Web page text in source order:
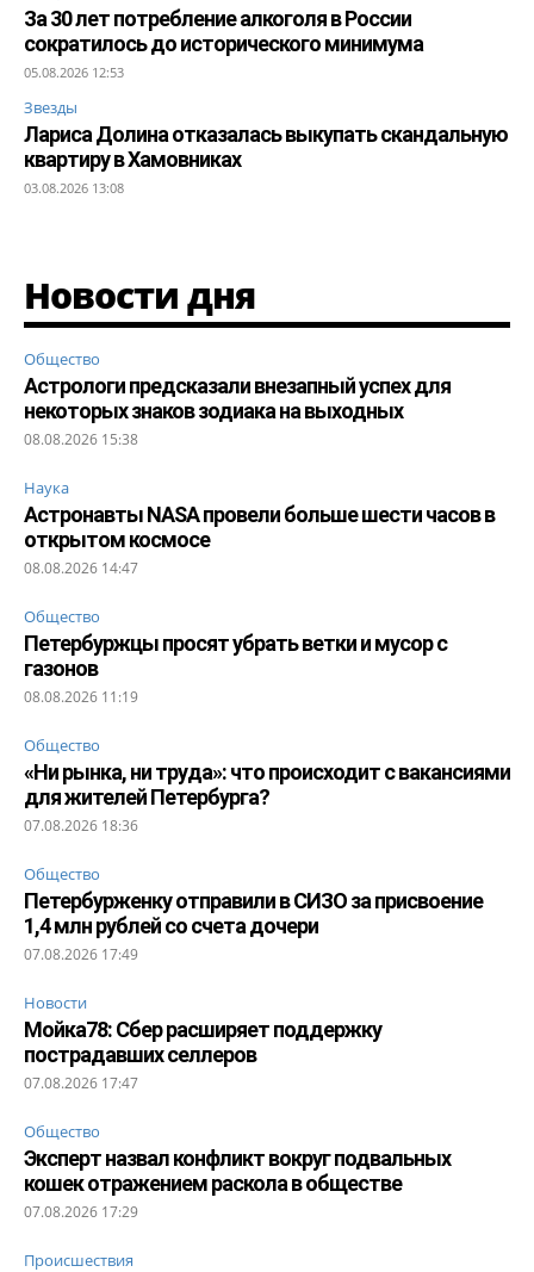
За 30 лет потребление алкоголя в России
сократилось до исторического минимума
05.08.2026 12:53
Звезды
Лариса Долина отказалась выкупать скандальную
квартиру в Хамовниках
03.08.2026 13:08
Новости дня
Общество
Астрологи предсказали внезапный успех для
некоторых знаков зодиака на выходных
08.08.2026 15:38
Наука
Астронавты NASA провели больше шести часов в
открытом космосе
08.08.2026 14:47
Общество
Петербуржцы просят убрать ветки и мусор с
газонов
08.08.2026 11:19
Общество
«Ни рынка, ни труда»: что происходит с вакансиями
для жителей Петербурга?
07.08.2026 18:36
Общество
Петербурженку отправили в СИЗО за присвоение
1,4 млн рублей со счета дочери
07.08.2026 17:49
Новости
Мойка78: Сбер расширяет поддержку
пострадавших селлеров
07.08.2026 17:47
Общество
Эксперт назвал конфликт вокруг подвальных
кошек отражением раскола в обществе
07.08.2026 17:29
Происшествия